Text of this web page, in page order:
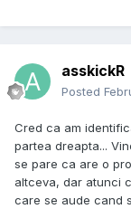
asskickR
Posted
Cred ca am
partea dreapta...
se pare ca are o
altceva, dar atunci
care se aude cand